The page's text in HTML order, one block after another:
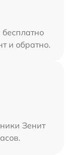
и обратно.
Зенит